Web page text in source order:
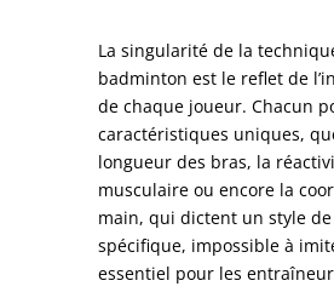
La singularité de la
badminton est le reflet de
de chaque joueur. Chacun
caractéristiques uniques,
longueur des bras, la
musculaire ou encore la
main, qui dictent un style
spécifique, impossible à
essentiel pour les